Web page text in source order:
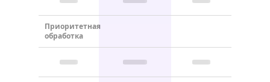
Приоритетная
обработка